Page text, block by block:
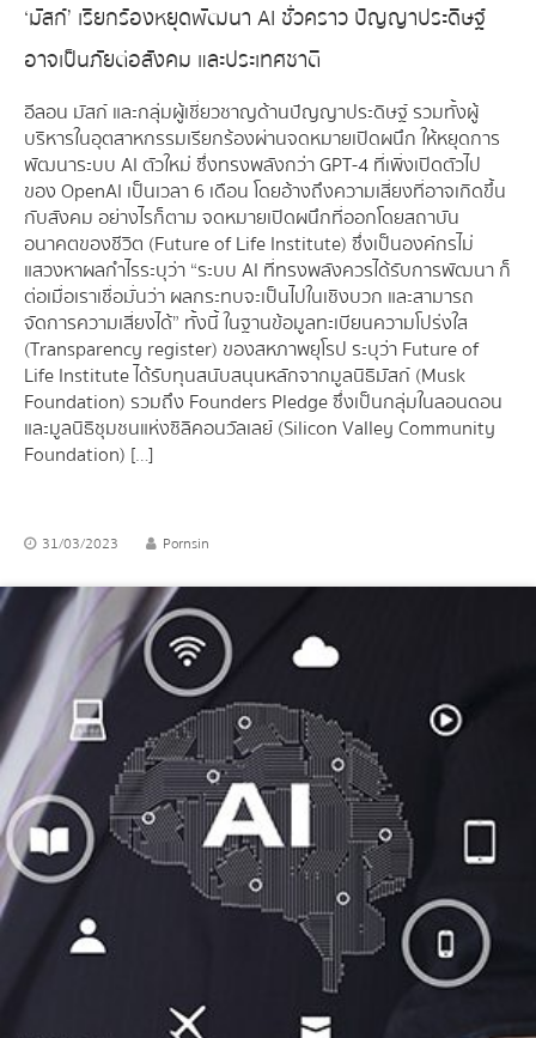
‘มัสก์’ เรียกร้องหยุดพัฒนา AI ชั่วคราว ปัญญาประดิษฐ์
อาจเป็นภัยต่อสังคม และประเทศชาติ
อีลอน มัสก์ และกลุ่มผู้เชี่ยวชาญด้านปัญญาประดิษฐ์ รวมทั้งผู้
บริหารในอุตสาหกรรมเรียกร้องผ่านจดหมายเปิดผนึก ให้หยุดการ
พัฒนาระบบ AI ตัวใหม่ ซึ่งทรงพลังกว่า GPT-4 ที่เพิ่งเปิดตัวไป
ของ OpenAI เป็นเวลา 6 เดือน โดยอ้างถึงความเสี่ยงที่อาจเกิดขึ้น
กับสังคม อย่างไรก็ตาม จดหมายเปิดผนึกที่ออกโดยสถาบัน
อนาคตของชีวิต (Future of Life Institute) ซึ่งเป็นองค์กรไม่
แสวงหาผลกำไรระบุว่า “ระบบ AI ที่ทรงพลังควรได้รับการพัฒนา ก็
ต่อเมื่อเราเชื่อมั่นว่า ผลกระทบจะเป็นไปในเชิงบวก และสามารถ
จัดการความเสี่ยงได้” ทั้งนี้ ในฐานข้อมูลทะเบียนความโปร่งใส
(Transparency register) ของสหภาพยุโรป ระบุว่า Future of
Life Institute ได้รับทุนสนับสนุนหลักจากมูลนิธิมัสก์ (Musk
Foundation) รวมถึง Founders Pledge ซึ่งเป็นกลุ่มในลอนดอน
และมูลนิธิชุมชนแห่งซิลิคอนวัลเลย์ (Silicon Valley Community
Foundation) […]
31/03/2023 Pornsin